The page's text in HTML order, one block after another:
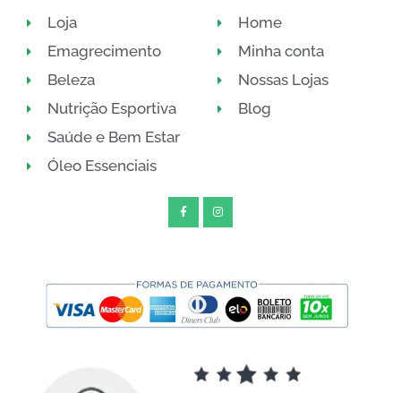
Loja
Emagrecimento
Beleza
Nutrição Esportiva
Saúde e Bem Estar
Óleo Essenciais
Home
Minha conta
Nossas Lojas
Blog